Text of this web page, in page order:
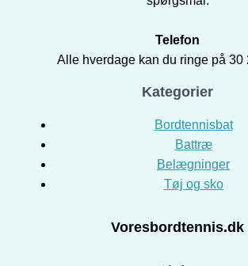
Telefon
Alle hverdage kan du ringe på 30
Kategorier
Bordtennisbat
Battræ
Belægninger
Tøj og sko
Voresbordtennis.dk